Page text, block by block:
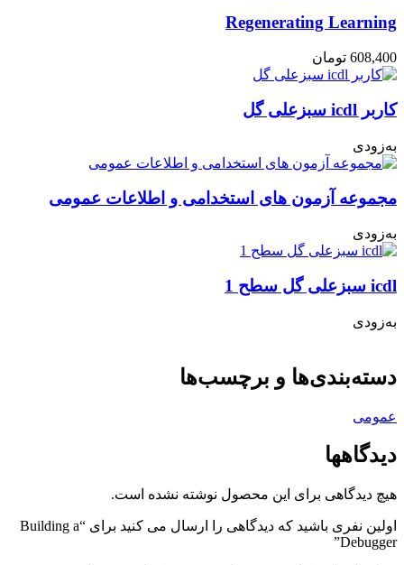
Regenerating Learning
608,400 تومان
کاربر icdl سبزعلی گل
به‌زودی
مجموعه آزمون های استخدامی و اطلاعات عمومی
به‌زودی
icdl سبزعلی گل سطح 1
به‌زودی
دسته‌بندی‌ها و برچسب‌ها
عمومی
دیدگاهها
هیچ دیدگاهی برای این محصول نوشته نشده است.
اولین نفری باشید که دیدگاهی را ارسال می کنید برای “Building a
Debugger”